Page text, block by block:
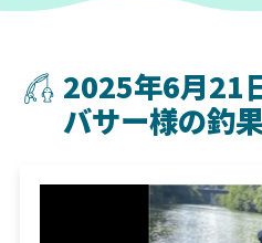
2025年6月21
バサー様の釣